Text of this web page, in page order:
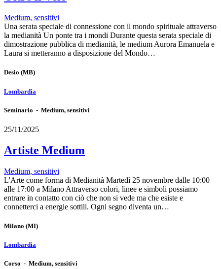
Medium, sensitivi
Una serata speciale di connessione con il mondo spirituale attraverso
la medianità Un ponte tra i mondi Durante questa serata speciale di
dimostrazione pubblica di medianità, le medium Aurora Emanuela e
Laura si metteranno a disposizione del Mondo…
Desio (MB)
Lombardia
Seminario - Medium, sensitivi
25/11/2025
Artiste Medium
Medium, sensitivi
L'Arte come forma di Medianità Martedì 25 novembre dalle 10:00
alle 17:00 a Milano Attraverso colori, linee e simboli possiamo
entrare in contatto con ciò che non si vede ma che esiste e
connetterci a energie sottili. Ogni segno diventa un…
Milano (MI)
Lombardia
Corso - Medium, sensitivi